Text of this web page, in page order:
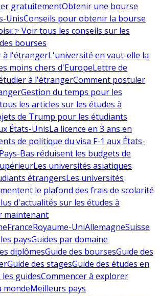
gratuitementObtenir une bourse
UnisConseils pour obtenir la bourse
👉 Voir tous les conseils sur les
bourses
à l'étrangerL'université en vaut-elle la
moins chers d'EuropeLettre de
à l'étrangerComment postuler
Gestion du temps pour les
les articles sur les études à
de Trump pour les étudiants
États-UnisLa licence en 3 ans en
de politique du visa F-1 aux États-
Bas réduisent les budgets de
Les universités asiatiques
étrangersLes universités
le plafond des frais de scolarité
d'actualités sur les études à
maintenant
FranceRoyaume-UniAllemagneSuisse
paysGuides par domaine
diplômesGuide des boursesGuide des
Guide des stagesGuide des études en
guidesCommencer à explorer
mondeMeilleurs pays